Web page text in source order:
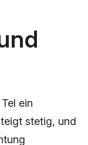
ein
stetig, und